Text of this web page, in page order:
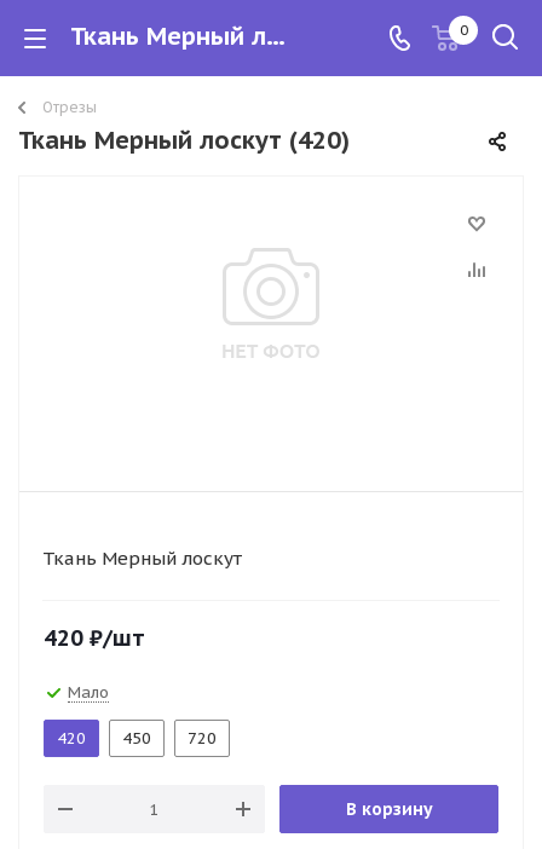
Ткань Мерный лоскут 0
Отрезы
Ткань Мерный лоскут (420)
Ткань Мерный лоскут
420 ₽/шт
Мало
420 450 720
В корзину